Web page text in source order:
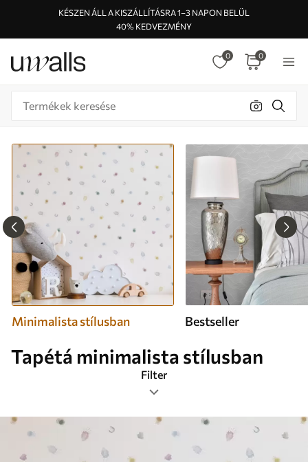
KÉSZEN ÁLL A KISZÁLLÍTÁSRA 1–3 NAPON BELÜL
40% KEDVEZMÉNY
0 0
Minimalista stílusban Bestseller
Tapétá minimalista stílusban
Filter
Címkék
Legnépszerűbb